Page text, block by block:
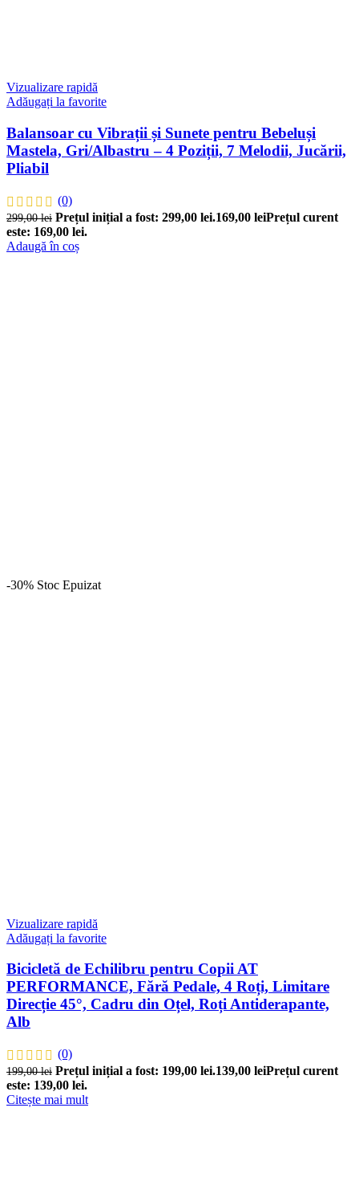
Vizualizare rapidă
Adăugați la favorite
Balansoar cu Vibrații și Sunete pentru Bebeluși
Mastela, Gri/Albastru – 4 Poziții, 7 Melodii, Jucării,
Pliabil
(0)
299,00lei Prețul inițial a fost: 299,00 lei.169,00 leiPrețul curent
este: 169,00 lei.
Adaugă în coș
-30% Stoc Epuizat
Vizualizare rapidă
Adăugați la favorite
Bicicletă de Echilibru pentru Copii AT
PERFORMANCE, Fără Pedale, 4 Roți, Limitare
Direcție 45°, Cadru din Oțel, Roți Antiderapante,
Alb
(0)
199,00lei Prețul inițial a fost: 199,00 lei.139,00 leiPrețul curent
este: 139,00 lei.
Citește mai mult